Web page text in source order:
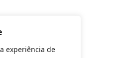
experiência de